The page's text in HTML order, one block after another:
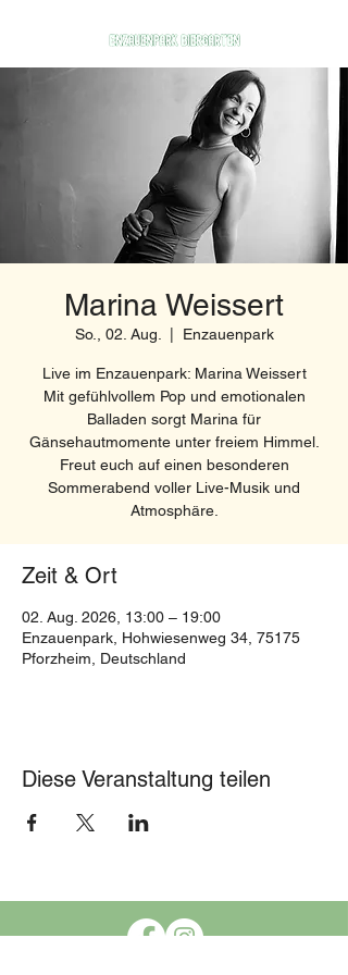
Marina Weissert
So., 02. Aug. Enzauenpark
Live im Enzauenpark: Marina Weissert
Mit gefühlvollem Pop und emotionalen
Balladen sorgt Marina für
Gänsehautmomente unter freiem Himmel.
Freut euch auf einen besonderen
Sommerabend voller Live-Musik und
Atmosphäre.
Zeit & Ort
02. Aug. 2026, 13:00 – 19:00
Enzauenpark, Hohwiesenweg 34, 75175
Pforzheim, Deutschland
Diese Veranstaltung teilen